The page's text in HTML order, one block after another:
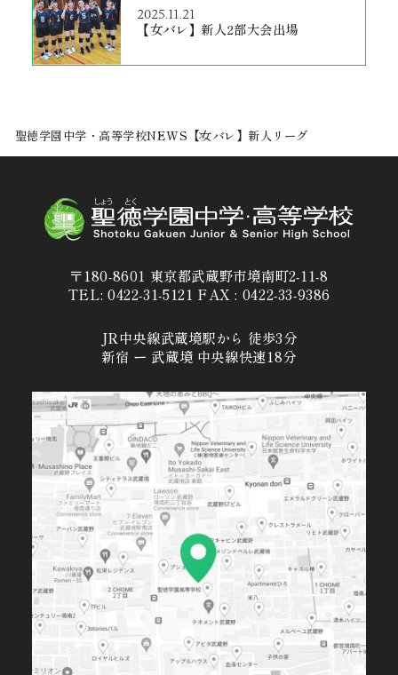
2025.11.21
【女バレ】新人2部大会出場
聖徳学園中学・高等学校NEWS 【女バレ】新人リーグ
〒180-8601 東京都武蔵野市境南町2-11-8
TEL: 0422-31-5121 FAX : 0422-33-9386
JR中央線武蔵境駅から 徒歩3分
新宿 ー 武蔵境 中央線快速18分